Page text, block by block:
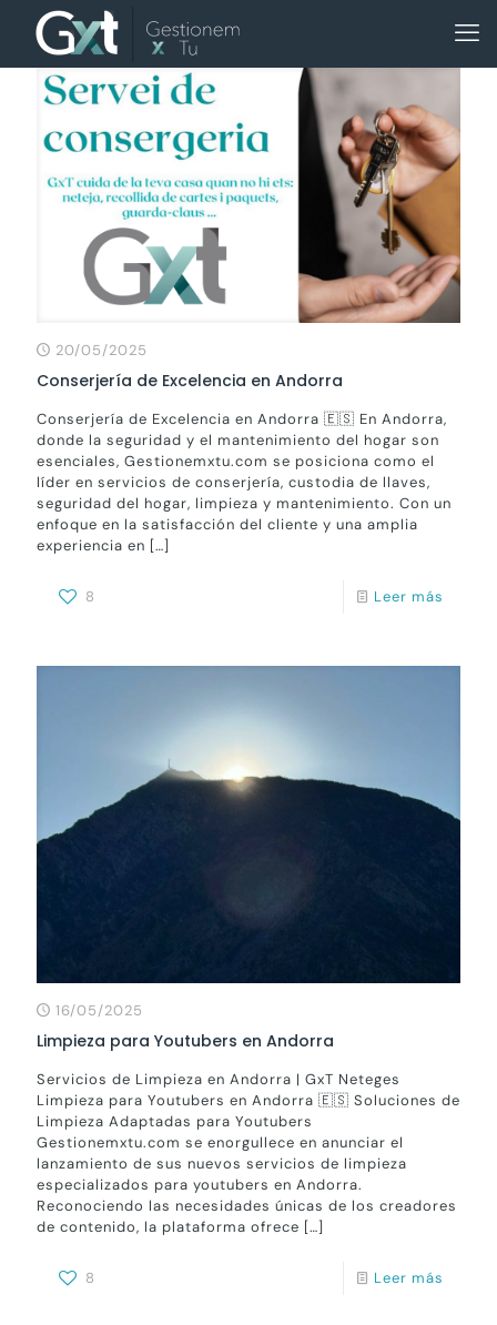
20/05/2025
Conserjería de Excelencia en Andorra
Conserjería de Excelencia en Andorra 🇪🇸 En Andorra,
donde la seguridad y el mantenimiento del hogar son
esenciales, Gestionemxtu.com se posiciona como el
líder en servicios de conserjería, custodia de llaves,
seguridad del hogar, limpieza y mantenimiento. Con un
enfoque en la satisfacción del cliente y una amplia
experiencia en […]
8 Leer más
16/05/2025
Limpieza para Youtubers en Andorra
Servicios de Limpieza en Andorra | GxT Neteges
Limpieza para Youtubers en Andorra 🇪🇸 Soluciones de
Limpieza Adaptadas para Youtubers
Gestionemxtu.com se enorgullece en anunciar el
lanzamiento de sus nuevos servicios de limpieza
especializados para youtubers en Andorra.
Reconociendo las necesidades únicas de los creadores
de contenido, la plataforma ofrece […]
8 Leer más